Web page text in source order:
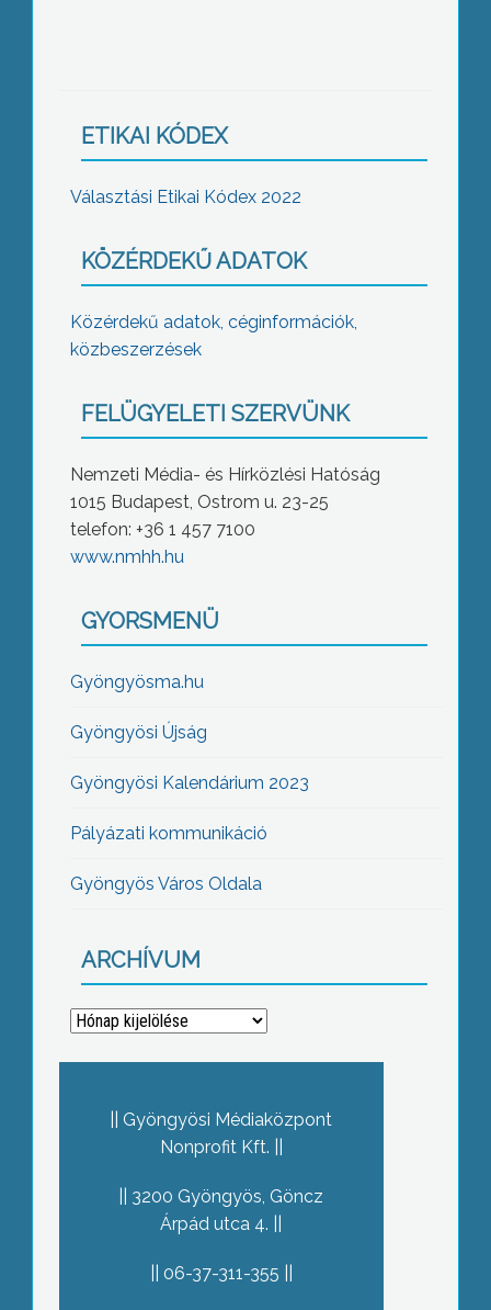
ETIKAI KÓDEX
Választási Etikai Kódex 2022
KÖZÉRDEKŰ ADATOK
Közérdekű adatok, céginformációk,
közbeszerzések
FELÜGYELETI SZERVÜNK
Nemzeti Média- és Hírközlési Hatóság
1015 Budapest, Ostrom u. 23-25
telefon: +36 1 457 7100
www.nmhh.hu
GYORSMENÜ
Gyöngyösma.hu
Gyöngyösi Újság
Gyöngyösi Kalendárium 2023
Pályázati kommunikáció
Gyöngyös Város Oldala
ARCHÍVUM
Archívum
Gyöngyösi Médiaközpont
Nonprofit Kft.
3200 Gyöngyös, Göncz
Árpád utca 4.
06-37-311-355